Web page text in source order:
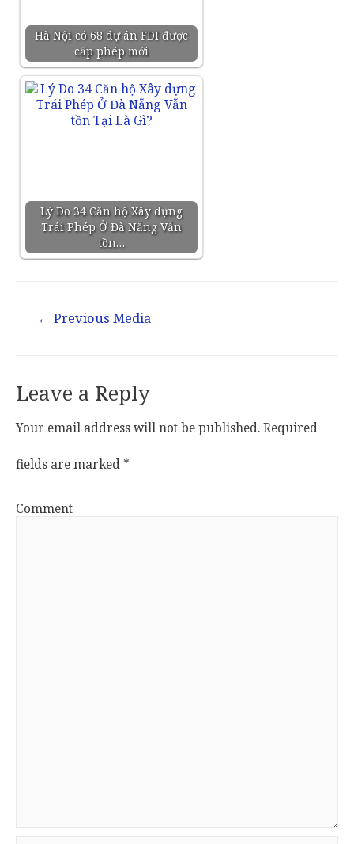
Hà Nội có 68 dự án FDI được
cấp phép mới
Lý Do 34 Căn hộ Xây dựng
Trái Phép Ở Đà Nẵng Vẫn
tồn…
← Previous Media
Leave a Reply
Your email address will not be published.Required
fields are marked *
Comment